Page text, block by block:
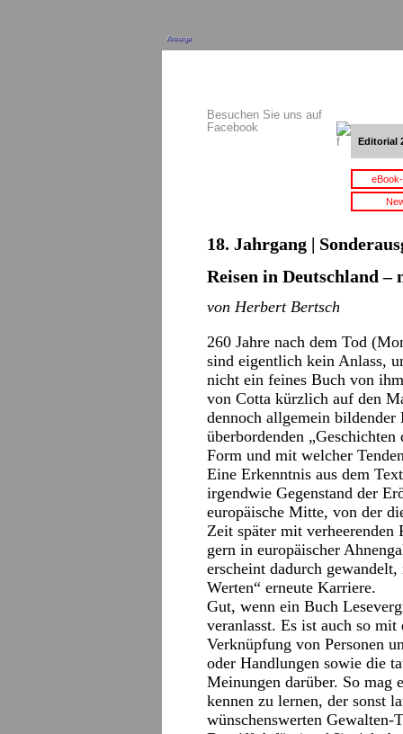
Anzeige
Besuchen Sie uns auf
Facebook
Editorial
18. Jahrgang |
Reisen in Deutschland –
von Herbert Bertsch
260 Jahre nach dem Tod
sind eigentlich kein Anlass,
nicht ein feines Buch von
von Cotta kürzlich auf den
dennoch allgemein bildender
überbordenden
Form und mit welcher
Eine Erkenntnis aus dem
irgendwie Gegenstand der
europäische Mitte, von der
Zeit später mit verheerenden
gern in europäischer
erscheint dadurch
Werten“ erneute Karriere.
Gut, wenn ein Buch
veranlasst. Es ist auch so
Verknüpfung von Personen
oder Handlungen sowie die
Meinungen darüber. So mag
kennen zu lernen, der sonst
wünschenswerten Gewalten-